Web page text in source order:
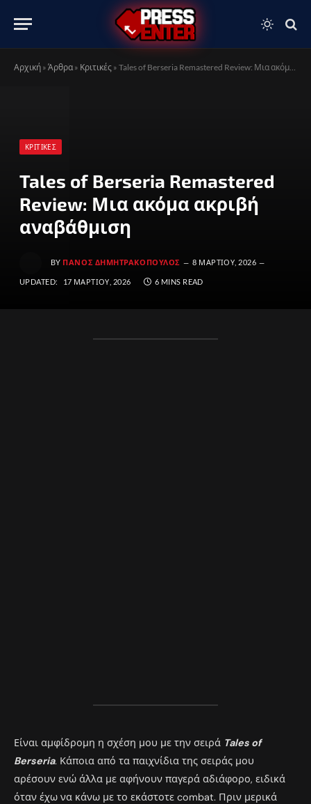
Αρχική » Άρθρα » Κριτικές » Tales of Berseria Remastered Review: Μια ακόμα ακριβή αναβάθμιση
ΚΡΙΤΙΚΈΣ
Tales of Berseria Remastered
Review: Μια ακόμα ακριβή
αναβάθμιση
BY ΠΆΝΟΣ ΔΗΜΗΤΡΑΚΌΠΟΥΛΟΣ 8 ΜΑΡΤΊΟΥ, 2026
UPDATED: 17 ΜΑΡΤΊΟΥ, 2026 6 MINS READ
Είναι αμφίδρομη η σχέση μου με την σειρά Tales of
Berseria. Κάποια από τα παιχνίδια της σειράς μου
αρέσουν ενώ άλλα με αφήνουν παγερά αδιάφορο, ειδικά
όταν έχω να κάνω με το εκάστοτε combat. Πριν μερικά